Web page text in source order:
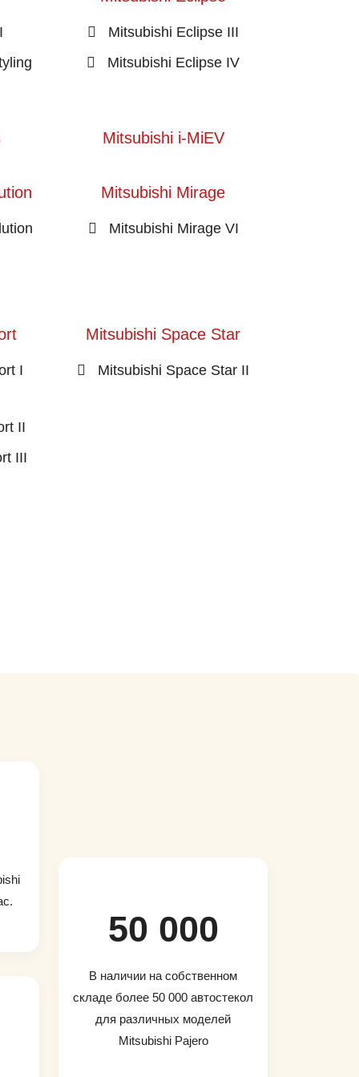
Mitsubishi Eclipse III
Mitsubishi Eclipse IV
Mitsubishi i-MiEV
Mitsubishi Mirage
Mitsubishi Mirage VI
I
II
III
Mitsubishi Space Star
Mitsubishi Space Star II
50 000
В наличии на собственном
складе более 50 000 автостекол
для различных моделей
Mitsubishi Pajero